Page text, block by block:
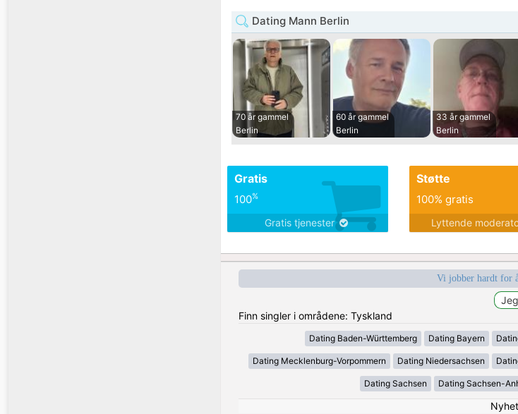
Dating Mann Berlin
70 år gammel
Berlin
60 år gammel
Berlin
33 år gammel
Berlin
Gratis
100%
Gratis tjenester
Støtte
100% gratis
Lyttende
Vi jobber hardt for
Finn singler i områdene: Tyskland
Dating Baden-Württemberg Dating Bayern
Dating Mecklenburg-Vorpommern Dating Niedersachsen
Dating Sachsen Dating Sachsen-